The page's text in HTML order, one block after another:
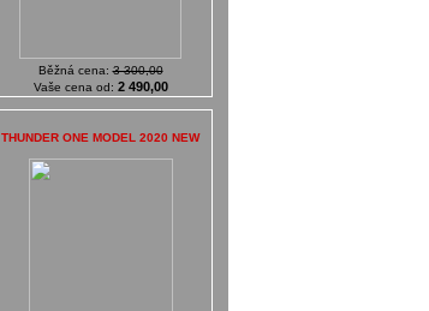
Běžná cena:3 300,00
Vaše cena od: 2 490,00
THUNDER ONE MODEL 2020 NEW